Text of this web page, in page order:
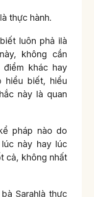
hành.
phả ilà
không cần
khác hay
hiểu biết, hiểu
này là quan
nào do
này hay lúc
cả, không nhất
Sarahlà thực